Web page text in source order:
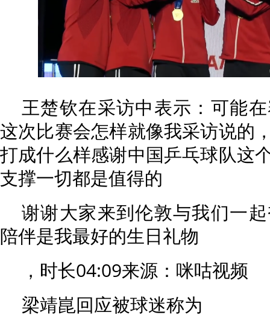
王楚钦在采访中表示：可能
这次比赛会怎样就像我采访说的
打成什么样感谢中国乒乓球队这
支撑一切都是值得的
谢谢大家来到伦敦与我们一
陪伴是我最好的生日礼物
，时长04:09来源：咪咕视频
梁靖崑回应被球迷称为